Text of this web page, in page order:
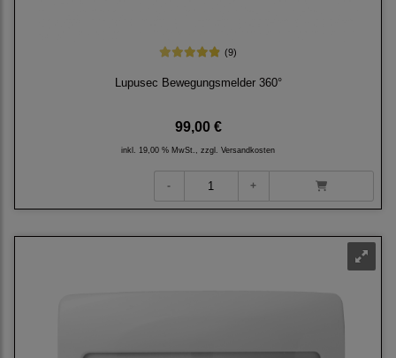
(9)
Lupusec Bewegungsmelder 360°
99,00 €
inkl. 19,00 % MwSt., zzgl. Versandkosten